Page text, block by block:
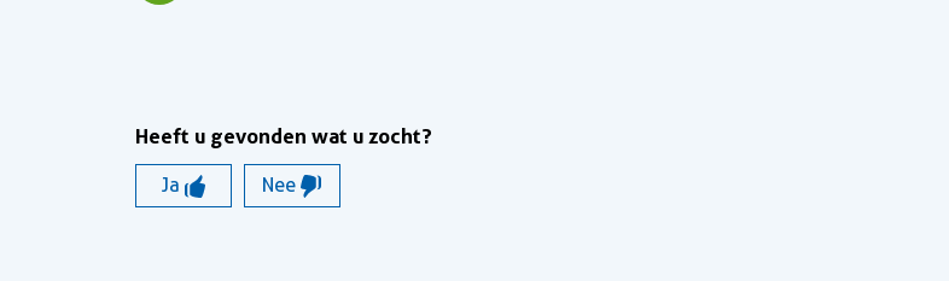
Heeft u gevonden wat u zocht?
Ja Nee